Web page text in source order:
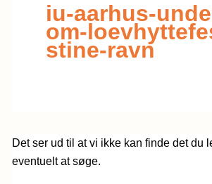
iu-aarhus-
om-
stine-ravn
Det ser ud til at vi ikke kan finde det du
eventuelt at søge.